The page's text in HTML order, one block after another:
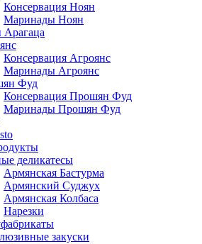
Консервация Ноян
Маринады Ноян
Консервация Агроянс
Маринады Агроянс
Фуд
Консервация Прошян Фуд
Маринады Прошян Фуд
деликатесы
Армянская Бастурма
Армянский Суджух
Армянская Колбаса
Нарезки
закуски